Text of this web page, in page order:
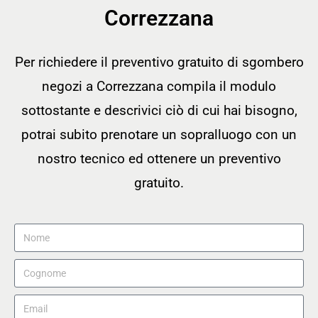
Correzzana
Per richiedere il preventivo gratuito di sgombero
negozi a Correzzana compila il modulo
sottostante e descrivici ciò di cui hai bisogno,
potrai subito prenotare un sopralluogo con un
nostro tecnico ed ottenere un preventivo
gratuito.